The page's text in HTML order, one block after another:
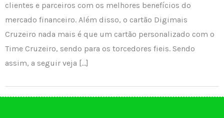
clientes e parceiros com os melhores benefícios do
mercado financeiro. Além disso, o cartão Digimais
Cruzeiro nada mais é que um cartão personalizado com o
Time Cruzeiro, sendo para os torcedores fieis. Sendo
assim, a seguir veja […]